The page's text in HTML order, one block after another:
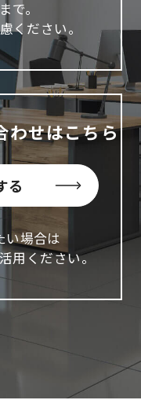
で。
ください。
わせはこちら
る
い場合は
用ください。